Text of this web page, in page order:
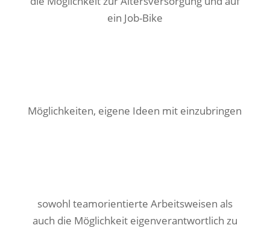
ein Job-Bike
Möglichkeiten, eigene Ideen mit einzubringen
sowohl teamorientierte Arbeitsweisen als
auch die Möglichkeit eigenverantwortlich zu